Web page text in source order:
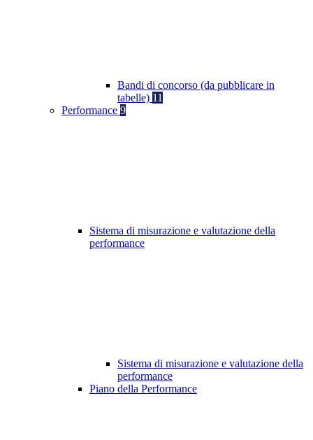
Bandi di concorso (da pubblicare in
tabelle) 11
Performance 9
Sistema di misurazione e valutazione della
performance
Sistema di misurazione e valutazione della
performance
Piano della Performance